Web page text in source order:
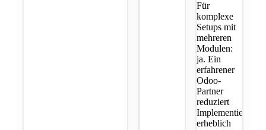
Für
komplexe
Setups mit
mehreren
Modulen:
ja. Ein
erfahrener
Odoo-
Partner
reduziert
erheblich